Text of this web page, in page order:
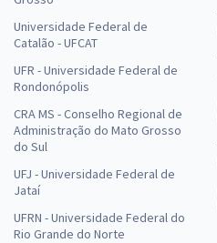
Universidade Federal de
Catalão - UFCAT
UFR - Universidade Federal de
Rondonópolis
CRA MS - Conselho Regional de
Administração do Mato Grosso
do Sul
UFJ - Universidade Federal de
Jataí
UFRN - Universidade Federal do
Rio Grande do Norte